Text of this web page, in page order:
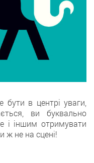
в центрі уваги,
ви буквально
і іншим отримувати
ж не на сцені!